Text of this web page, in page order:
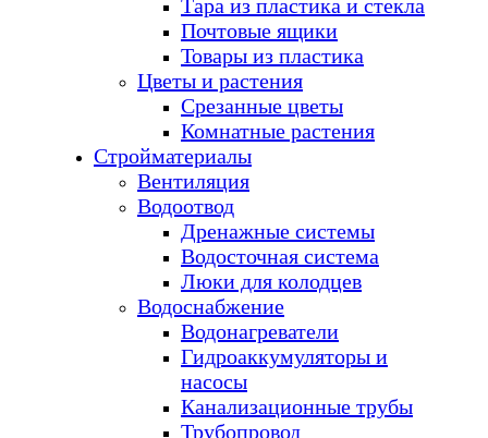
Тара из пластика и стекла
Почтовые ящики
Товары из пластика
Цветы и растения
Срезанные цветы
Комнатные растения
Стройматериалы
Вентиляция
Водоотвод
Дренажные системы
Водосточная система
Люки для колодцев
Водоснабжение
Водонагреватели
Гидроаккумуляторы и
насосы
Канализационные трубы
Трубопровод